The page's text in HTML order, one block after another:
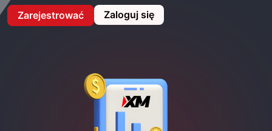
Zarejestrować Zaloguj się